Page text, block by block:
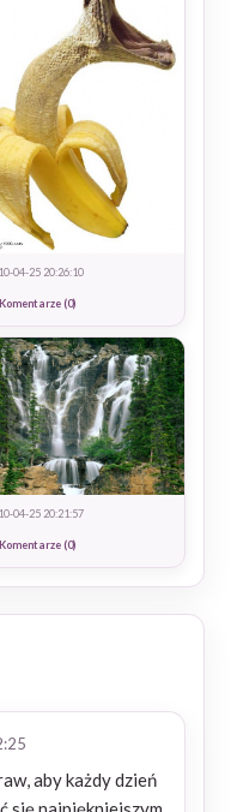
04-25 20:26:10
Komentarze (0)
04-25 20:21:57
Komentarze (0)
aby każdy dzień